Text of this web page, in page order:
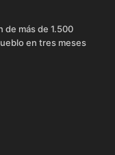
de más de 1.500
en tres meses